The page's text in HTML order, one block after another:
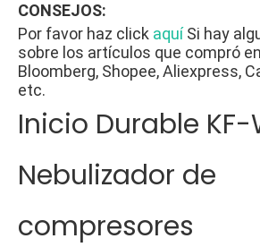
CONSEJOS:
Por favor haz click aquí Si hay
sobre los artículos que compró
Bloomberg, Shopee, Aliexpress,
etc.
Inicio Durable
Nebulizador de
compresores